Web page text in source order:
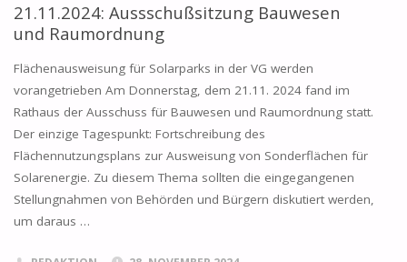
FRIEDEN"
21.11.2024: Aussschußsitzung Bauwesen
und Raumordnung
Flächenausweisung für Solarparks in der VG werden
vorangetrieben Am Donnerstag, dem 21.11. 2024 fand im
Rathaus der Ausschuss für Bauwesen und Raumordnung statt.
Der einzige Tagespunkt: Fortschreibung des
Flächennutzungsplans zur Ausweisung von Sonderflächen für
Solarenergie. Zu diesem Thema sollten die eingegangenen
Stellungnahmen von Behörden und Bürgern diskutiert werden,
um daraus …